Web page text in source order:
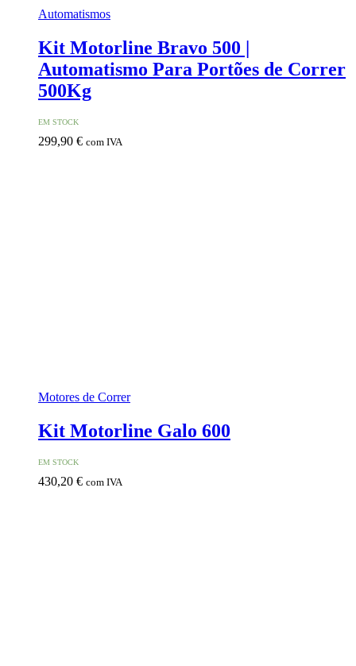
Automatismos
Kit Motorline Bravo 500 |
Automatismo Para Portões de Correr
500Kg
EM STOCK
299,90 € com IVA
Motores de Correr
Kit Motorline Galo 600
EM STOCK
430,20 € com IVA